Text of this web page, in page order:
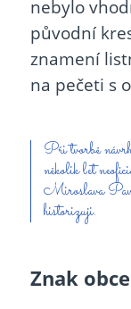
nebylo
původní
znamení
na pečeti s
Při tvorbě
několik let
Miroslava
historizuji.
Znak obce